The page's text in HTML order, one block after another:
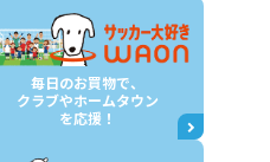
毎日のお買物で、
クラブやホームタウン
を応援！